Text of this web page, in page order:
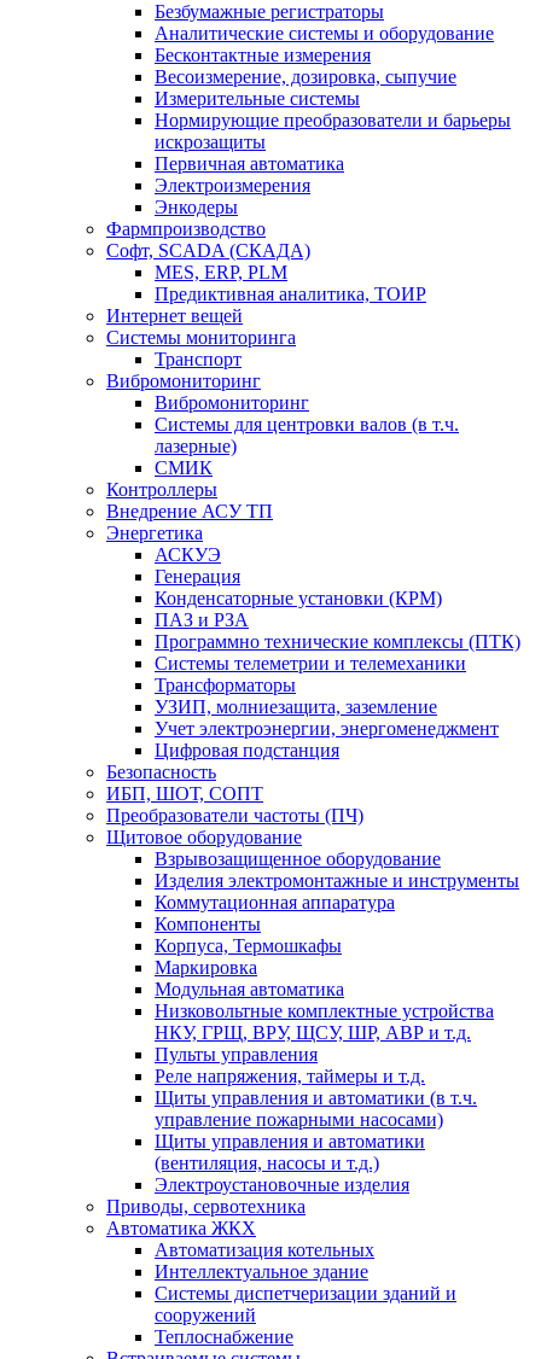
Безбумажные регистраторы
Аналитические системы и оборудование
Бесконтактные измерения
Весоизмерение, дозировка, сыпучие
Измерительные системы
Нормирующие преобразователи и барьеры
искрозащиты
Первичная автоматика
Электроизмерения
Энкодеры
Фармпроизводство
Софт, SCADA (СКАДА)
MES, ERP, PLM
Предиктивная аналитика, ТОИР
Интернет вещей
Системы мониторинга
Транспорт
Вибромониторинг
Вибромониторинг
Системы для центровки валов (в т.ч.
лазерные)
СМИК
Контроллеры
Внедрение АСУ ТП
Энергетика
АСКУЭ
Генерация
Конденсаторные установки (КРМ)
ПАЗ и РЗА
Программно технические комплексы (ПТК)
Системы телеметрии и телемеханики
Трансформаторы
УЗИП, молниезащита, заземление
Учет электроэнергии, энергоменеджмент
Цифровая подстанция
Безопасность
ИБП, ШОТ, СОПТ
Преобразователи частоты (ПЧ)
Щитовое оборудование
Взрывозащищенное оборудование
Изделия электромонтажные и инструменты
Коммутационная аппаратура
Компоненты
Корпуса, Термошкафы
Маркировка
Модульная автоматика
Низковольтные комплектные устройства
НКУ, ГРЩ, ВРУ, ЩСУ, ШР, АВР и т.д.
Пульты управления
Реле напряжения, таймеры и т.д.
Щиты управления и автоматики (в т.ч.
управление пожарными насосами)
Щиты управления и автоматики
(вентиляция, насосы и т.д.)
Электроустановочные изделия
Приводы, сервотехника
Автоматика ЖКХ
Автоматизация котельных
Интеллектуальное здание
Системы диспетчеризации зданий и
сооружений
Теплоснабжение